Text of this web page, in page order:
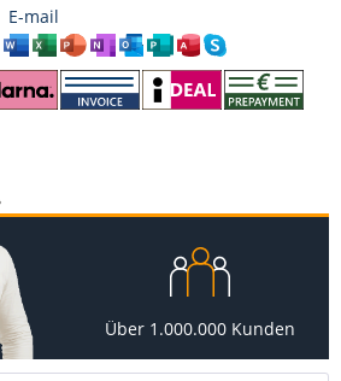
E-mail
Über 1.000.000 Kunden